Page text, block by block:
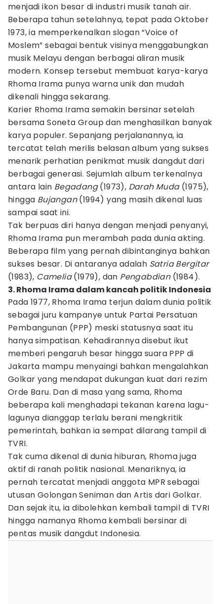
menjadi ikon besar di industri musik tanah air.
Beberapa tahun setelahnya, tepat pada Oktober
1973, ia memperkenalkan slogan “Voice of
Moslem” sebagai bentuk visinya menggabungkan
musik Melayu dengan berbagai aliran musik
modern. Konsep tersebut membuat karya-karya
Rhoma Irama punya warna unik dan mudah
dikenali hingga sekarang.
Karier Rhoma Irama semakin bersinar setelah
bersama Soneta Group dan menghasilkan banyak
karya populer. Sepanjang perjalanannya, ia
tercatat telah merilis belasan album yang sukses
menarik perhatian penikmat musik dangdut dari
berbagai generasi. Sejumlah album terkenalnya
antara lain Begadang(1973), Darah Muda(1975),
hingga Bujangan(1994) yang masih dikenal luas
sampai saat ini.
Tak berpuas diri hanya dengan menjadi penyanyi,
Rhoma Irama pun merambah pada dunia akting.
Beberapa film yang pernah dibintanginya bahkan
sukses besar. Di antaranya adalah Satria Bergitar
(1983), Camelia(1979), dan Pengabdian(1984).
3. Rhoma Irama dalam kancah politik Indonesia
Pada 1977, Rhoma Irama terjun dalam dunia politik
sebagai juru kampanye untuk Partai Persatuan
Pembangunan (PPP) meski statusnya saat itu
hanya simpatisan. Kehadirannya disebut ikut
memberi pengaruh besar hingga suara PPP di
Jakarta mampu menyaingi bahkan mengalahkan
Golkar yang mendapat dukungan kuat dari rezim
Orde Baru. Dan di masa yang sama, Rhoma
beberapa kali menghadapi tekanan karena lagu-
lagunya dianggap terlalu berani mengkritik
pemerintah, bahkan ia sempat dilarang tampil di
TVRI.
Tak cuma dikenal di dunia hiburan, Rhoma juga
aktif di ranah politik nasional. Menariknya, ia
pernah tercatat menjadi anggota MPR sebagai
utusan Golongan Seniman dan Artis dari Golkar.
Dan sejak itu, ia dibolehkan kembali tampil di TVRI
hingga namanya Rhoma kembali bersinar di
pentas musik dangdut Indonesia.